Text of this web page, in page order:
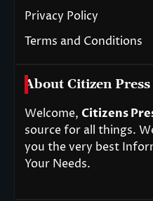
Privacy Policy
Terms and Conditions
About Citizen Press
Welcome, Citizens
source for all things.
you the very best
Your Needs.